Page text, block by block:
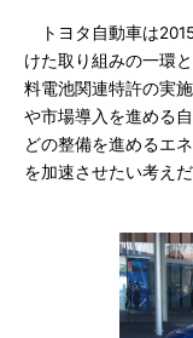
トヨタ自動車は
けた取り組みの一環
料電池関連特許の実
や市場導入を進める
どの整備を進めるエ
を加速させたい考えだ